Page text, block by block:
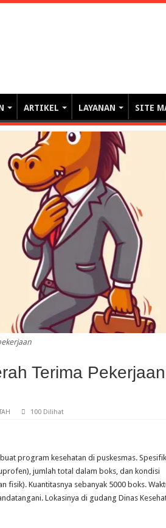
ARTIKEL LAYANAN SITE
Terima Pekerjaan
100 Dilihat
program kesehatan di puskesmas.
jumlah total dalam boks, dan kondisi
fisik). Kuantitasnya sebanyak 5000 boks.
Lokasinya di gudang Dinas